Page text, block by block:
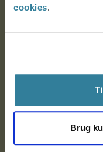
cookies.
Brug
Ankestyrelsen
EAN: 57 98 000 35
Om